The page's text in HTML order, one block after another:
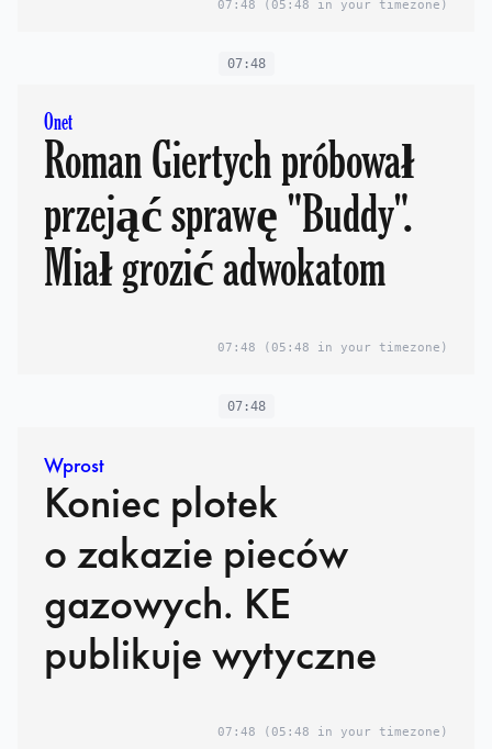
07:48 (05:48 in your timezone)
07:48
Onet
Roman Giertych próbował
przejąć sprawę "Buddy".
Miał grozić adwokatom
07:48 (05:48 in your timezone)
07:48
Wprost
Koniec plotek
o zakazie pieców
gazowych. KE
publikuje wytyczne
07:48 (05:48 in your timezone)